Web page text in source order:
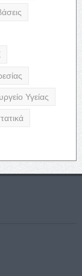
Υγείας